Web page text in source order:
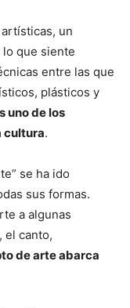
un
que siente
entre las que
plásticos y
uno de los
cultura.
se ha ido
sus formas.
a algunas
el canto,
de arte abarca